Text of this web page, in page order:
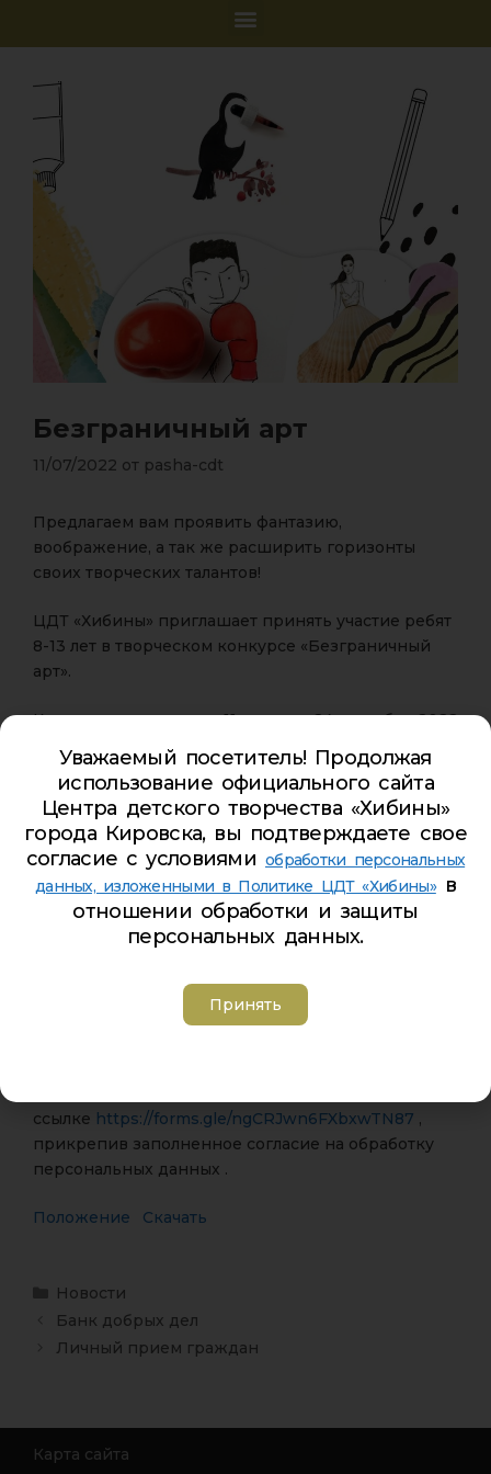
Безграничный арт
11/07/2022 от pasha-cdt
Предлагаем вам проявить фантазию,
воображение, а так же расширить горизонты
своих творческих талантов!
ЦДТ «Хибины» приглашает принять участие ребят
8-13 лет в творческом конкурсе «Безграничный
арт».
Конкурс проводится с 11 июля по 24 сентября 2022
Приём работ — до 31 августа 2022 года.
На конкурс предоставляется фотография работы.
Рисунок участника представляет собой реальный
предмет, дополненный карандашной или
красочной зарисовкой таким образом, чтобы
вместе они составили художественную
композицию.
Конкурсную работу необходимо предоставить по
электронному адресу
omr@cdt-khibiny.ru
ссылке https://forms.gle/ngCRJwn6FXbxwTN87 ,
прикрепив заполненное согласие на обработку
персональных данных .
Положение Скачать
Новости
Банк добрых дел
Личный прием граждан
Карта сайта
Уважаемый посетитель! Продолжая
использование официального сайта
Центра детского творчества «Хибины»
города Кировска, вы подтверждаете свое
согласие с условиями обработки персональных
данных, изложенными в Политике ЦДТ «Хибины»в
отношении обработки и защиты
персональных данных.
Принять